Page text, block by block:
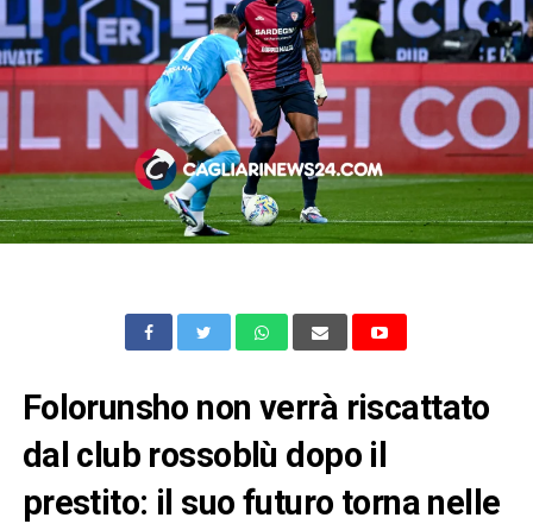
Folorunsho non verrà riscattato
dal club rossoblù dopo il
prestito: il suo futuro torna nelle